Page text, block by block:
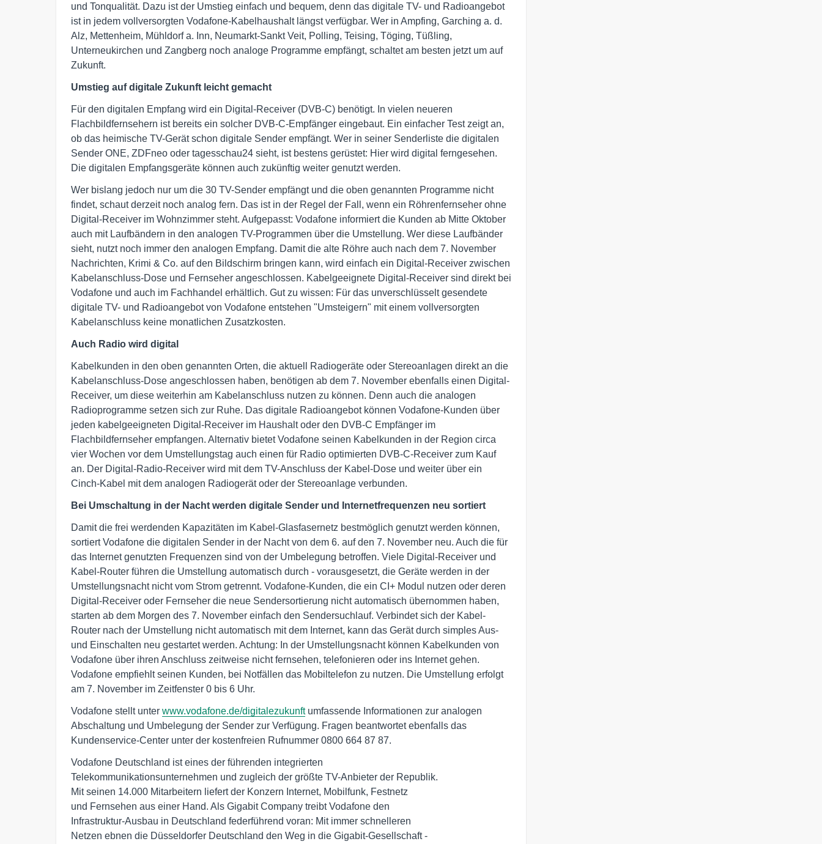
und Tonqualität. Dazu ist der Umstieg einfach und bequem, denn das digitale TV- und Radioangebot
ist in jedem vollversorgten Vodafone-Kabelhaushalt längst verfügbar. Wer in Ampfing, Garching a. d.
Alz, Mettenheim, Mühldorf a. Inn, Neumarkt-Sankt Veit, Polling, Teising, Töging, Tüßling,
Unterneukirchen und Zangberg noch analoge Programme empfängt, schaltet am besten jetzt um auf
Zukunft.
Umstieg auf digitale Zukunft leicht gemacht
Für den digitalen Empfang wird ein Digital-Receiver (DVB-C) benötigt. In vielen neueren
Flachbildfernsehern ist bereits ein solcher DVB-C-Empfänger eingebaut. Ein einfacher Test zeigt an,
ob das heimische TV-Gerät schon digitale Sender empfängt. Wer in seiner Senderliste die digitalen
Sender ONE, ZDFneo oder tagesschau24 sieht, ist bestens gerüstet: Hier wird digital ferngesehen.
Die digitalen Empfangsgeräte können auch zukünftig weiter genutzt werden.
Wer bislang jedoch nur um die 30 TV-Sender empfängt und die oben genannten Programme nicht
findet, schaut derzeit noch analog fern. Das ist in der Regel der Fall, wenn ein Röhrenfernseher ohne
Digital-Receiver im Wohnzimmer steht. Aufgepasst: Vodafone informiert die Kunden ab Mitte Oktober
auch mit Laufbändern in den analogen TV-Programmen über die Umstellung. Wer diese Laufbänder
sieht, nutzt noch immer den analogen Empfang. Damit die alte Röhre auch nach dem 7. November
Nachrichten, Krimi & Co. auf den Bildschirm bringen kann, wird einfach ein Digital-Receiver zwischen
Kabelanschluss-Dose und Fernseher angeschlossen. Kabelgeeignete Digital-Receiver sind direkt bei
Vodafone und auch im Fachhandel erhältlich. Gut zu wissen: Für das unverschlüsselt gesendete
digitale TV- und Radioangebot von Vodafone entstehen "Umsteigern" mit einem vollversorgten
Kabelanschluss keine monatlichen Zusatzkosten.
Auch Radio wird digital
Kabelkunden in den oben genannten Orten, die aktuell Radiogeräte oder Stereoanlagen direkt an die
Kabelanschluss-Dose angeschlossen haben, benötigen ab dem 7. November ebenfalls einen Digital-
Receiver, um diese weiterhin am Kabelanschluss nutzen zu können. Denn auch die analogen
Radioprogramme setzen sich zur Ruhe. Das digitale Radioangebot können Vodafone-Kunden über
jeden kabelgeeigneten Digital-Receiver im Haushalt oder den DVB-C Empfänger im
Flachbildfernseher empfangen. Alternativ bietet Vodafone seinen Kabelkunden in der Region circa
vier Wochen vor dem Umstellungstag auch einen für Radio optimierten DVB-C-Receiver zum Kauf
an. Der Digital-Radio-Receiver wird mit dem TV-Anschluss der Kabel-Dose und weiter über ein
Cinch-Kabel mit dem analogen Radiogerät oder der Stereoanlage verbunden.
Bei Umschaltung in der Nacht werden digitale Sender und Internetfrequenzen neu sortiert
Damit die frei werdenden Kapazitäten im Kabel-Glasfasernetz bestmöglich genutzt werden können,
sortiert Vodafone die digitalen Sender in der Nacht von dem 6. auf den 7. November neu. Auch die für
das Internet genutzten Frequenzen sind von der Umbelegung betroffen. Viele Digital-Receiver und
Kabel-Router führen die Umstellung automatisch durch - vorausgesetzt, die Geräte werden in der
Umstellungsnacht nicht vom Strom getrennt. Vodafone-Kunden, die ein CI+ Modul nutzen oder deren
Digital-Receiver oder Fernseher die neue Sendersortierung nicht automatisch übernommen haben,
starten ab dem Morgen des 7. November einfach den Sendersuchlauf. Verbindet sich der Kabel-
Router nach der Umstellung nicht automatisch mit dem Internet, kann das Gerät durch simples Aus-
und Einschalten neu gestartet werden. Achtung: In der Umstellungsnacht können Kabelkunden von
Vodafone über ihren Anschluss zeitweise nicht fernsehen, telefonieren oder ins Internet gehen.
Vodafone empfiehlt seinen Kunden, bei Notfällen das Mobiltelefon zu nutzen. Die Umstellung erfolgt
am 7. November im Zeitfenster 0 bis 6 Uhr.
Vodafone stellt unter www.vodafone.de/digitalezukunftumfassende Informationen zur analogen
Abschaltung und Umbelegung der Sender zur Verfügung. Fragen beantwortet ebenfalls das
Kundenservice-Center unter der kostenfreien Rufnummer 0800 664 87 87.
Vodafone Deutschland ist eines der führenden integrierten
Telekommunikationsunternehmen und zugleich der größte TV-Anbieter der Republik.
Mit seinen 14.000 Mitarbeitern liefert der Konzern Internet, Mobilfunk, Festnetz
und Fernsehen aus einer Hand. Als Gigabit Company treibt Vodafone den
Infrastruktur-Ausbau in Deutschland federführend voran: Mit immer schnelleren
Netzen ebnen die Düsseldorfer Deutschland den Weg in die Gigabit-Gesellschaft -